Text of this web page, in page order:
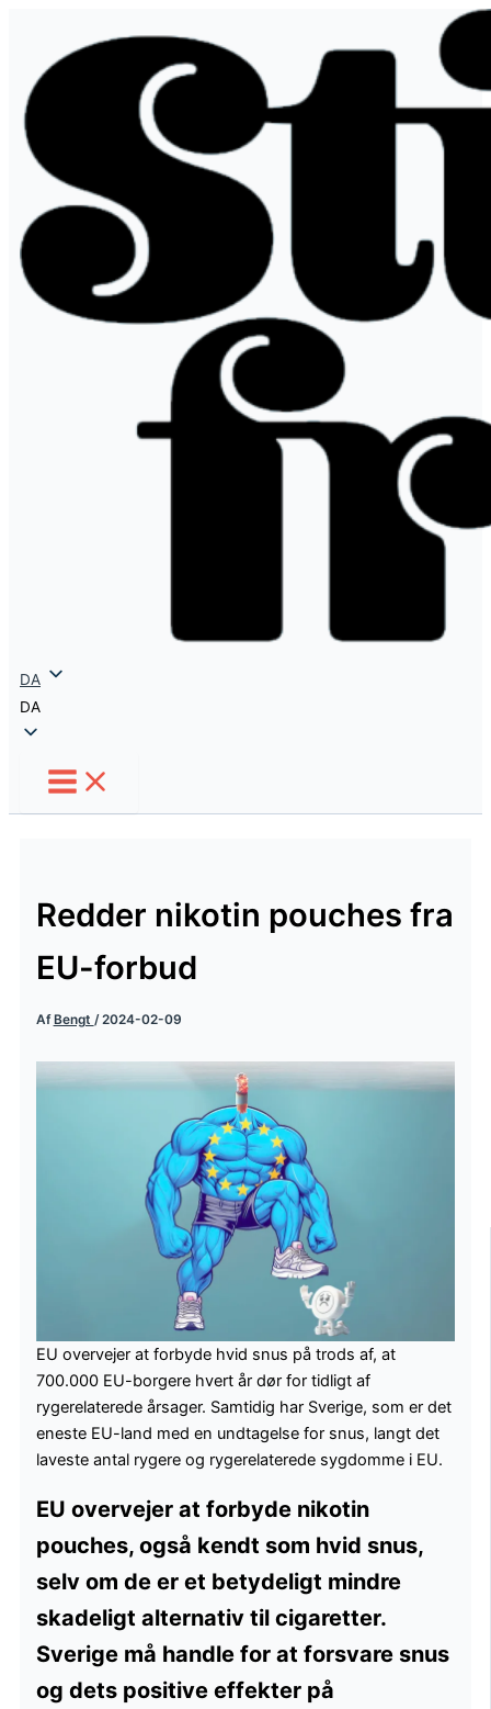
indhold
DA
DA
Redder nikotin pouches fra
EU-forbud
Af Bengt /2024-02-09
EU overvejer at forbyde hvid snus på trods af, at
700.000 EU-borgere hvert år dør for tidligt af
rygerelaterede årsager. Samtidig har Sverige, som er det
eneste EU-land med en undtagelse for snus, langt det
laveste antal rygere og rygerelaterede sygdomme i EU.
EU overvejer at forbyde nikotin
pouches, også kendt som hvid snus,
selv om de er et betydeligt mindre
skadeligt alternativ til cigaretter.
Sverige må handle for at forsvare snus
og dets positive effekter på